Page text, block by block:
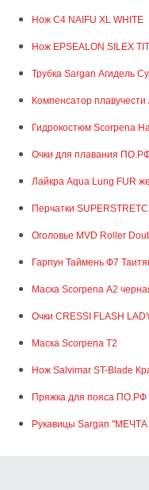
Нож С4 NAIFU XL WHITE
Нож EPSEALON SILEX
Трубка Sargan Агидель
Компенсатор
Гидрокостюм Scorpena
Очки для плавания
Лайкра Aqua Lung FUR
Перчатки
Оголовье MVD Roller
Гарпун Таймень Ф7
Маска Scorpena А2
Очки CRESSI FLASH
Маска Scorpena T2
Нож Salvimar ST-Blade
Пряжка для пояса ПО.РФ
Рукавицы Sargan